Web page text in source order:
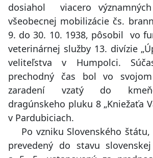
dosiahol viacero
všeobecnej mobilizácie čs.
9. do 30. 10. 1938, pôsobil vo
veterinárnej služby 13. divízie
veliteľstva v Humpolci.
prechodný čas bol vo
zaradení vzatý do
dragúnskeho pluku 8 „Kniežaťa
v Pardubiciach.
Po vzniku Slovenského štátu,
prevedený do stavu